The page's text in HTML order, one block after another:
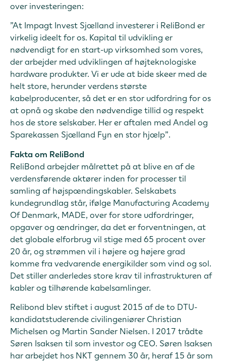
over investeringen:
”At Impagt Invest Sjælland investerer i ReliBond er
virkelig ideelt for os. Kapital til udvikling er
nødvendigt for en start-up virksomhed som vores,
der arbejder med udviklingen af højteknologiske
hardware produkter. Vi er ude at bide skeer med de
helt store, herunder verdens største
kabelproducenter, så det er en stor udfordring for os
at opnå og skabe den nødvendige tillid og respekt
hos de store selskaber. Her er aftalen med Andel og
Sparekassen Sjælland Fyn en stor hjælp”.
Fakta om ReliBond
ReliBond arbejder målrettet på at blive en af de
verdensførende aktører inden for processer til
samling af højspændingskabler. Selskabets
kundegrundlag står, ifølge Manufacturing Academy
Of Denmark, MADE, over for store udfordringer,
opgaver og ændringer, da det er forventningen, at
det globale elforbrug vil stige med 65 procent over
20 år, og strømmen vil i højere og højere grad
komme fra vedvarende energikilder som vind og sol.
Det stiller anderledes store krav til infrastrukturen af
kabler og tilhørende kabelsamlinger.
Relibond blev stiftet i august 2015 af de to DTU-
kandidatstuderende civilingeniører Christian
Michelsen og Martin Sander Nielsen. I 2017 trådte
Søren Isaksen til som investor og CEO. Søren Isaksen
har arbejdet hos NKT gennem 30 år, heraf 15 år som